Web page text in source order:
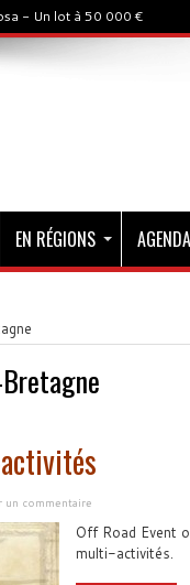
- Un lot à 50 000 €
EN RÉGIONS AGENDA
un commentaire
Off Road Event
multi-activités.